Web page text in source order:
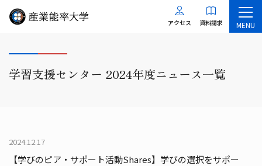
アクセス 資料請求 MENU
学習支援センター 2024年度ニュース一覧
2024.12.17
【学びのピア・サポート活動Shares】学びの選択をサポー